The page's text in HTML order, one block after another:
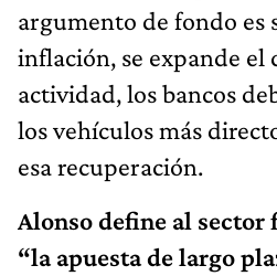
argumento de fondo es
inflación, se expande el
actividad, los bancos
los vehículos más
esa recuperación.
Alonso define al sector
“la apuesta de largo